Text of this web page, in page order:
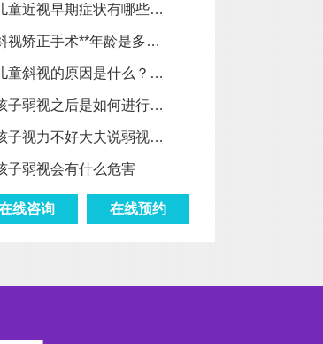
童近视早期症状有哪些…
视矫正手术**年龄是多…
童斜视的原因是什么？…
子弱视之后是如何进行…
子视力不好大夫说弱视…
子弱视会有什么危害
线咨询 在线预约